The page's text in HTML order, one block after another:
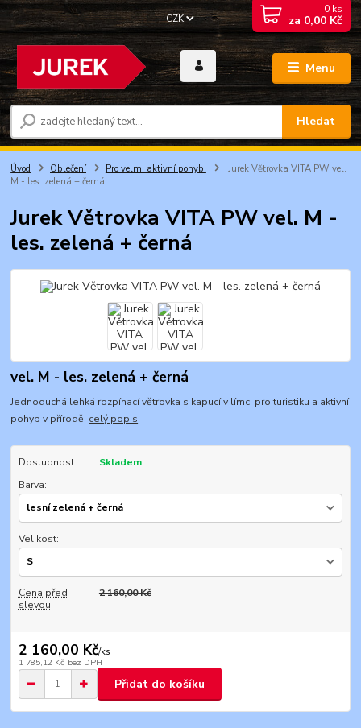
Menu
CZK
Hledat
0 ks
za 0,00 Kč
Úvod Oblečení Pro velmi aktivní pohyb
Jurek Větrovka VITA PW vel.
M - les. zelená + černá
Jurek Větrovka VITA PW vel. M -
les. zelená + černá
vel. M - les. zelená + černá
Jednoduchá lehká rozpínací větrovka s kapucí v límci pro turistiku a aktivní
pohyb v přírodě. celý popis
Dostupnost
Skladem
Barva:
Velikost:
Cena před
slevou
2 160,00 Kč
2 160,00 Kč/ks
1 785,12 Kč bez DPH
Přidat do košíku